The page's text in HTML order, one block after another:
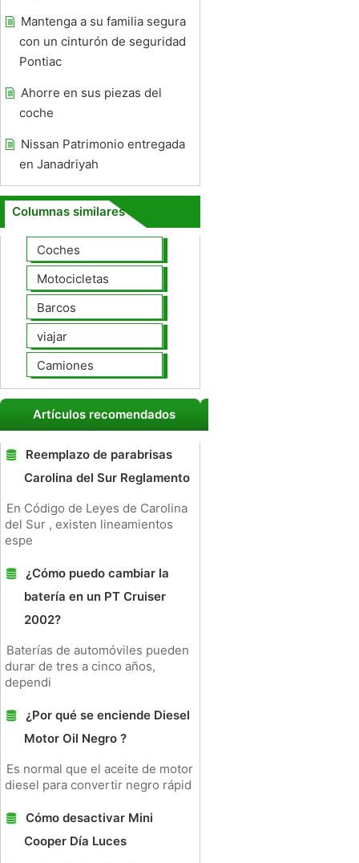
Mantenga a su familia segura
con un cinturón de seguridad
Pontiac
Ahorre en sus piezas del
coche
Nissan Patrimonio entregada
en Janadriyah
Columnas similares
Coches
Motocicletas
Barcos
viajar
Camiones
Artículos recomendados
Reemplazo de parabrisas
Carolina del Sur Reglamento
En Código de Leyes de Carolina
del Sur , existen lineamientos
espe
¿Cómo puedo cambiar la
batería en un PT Cruiser
2002?
Baterías de automóviles pueden
durar de tres a cinco años,
dependi
¿Por qué se enciende Diesel
Motor Oil Negro ?
Es normal que el aceite de motor
diesel para convertir negro rápid
Cómo desactivar Mini
Cooper Día Luces